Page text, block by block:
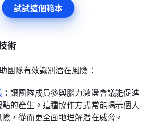
試試這個範本
術
團隊有效識別潛在風險：
：讓團隊成員參與腦力激盪會議能促進
的產生。這種協作方式常能揭示個人
，從而更全面地理解潛在威脅。